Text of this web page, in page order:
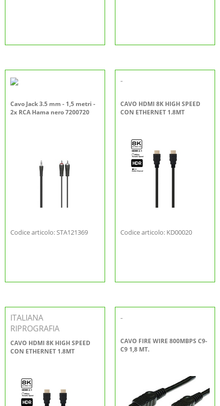
Cavo Jack 3.5 mm - 1,5 metri -
2x RCA Hama nero 7200720
Codice articolo: STA121369
-
CAVO HDMI 8K HIGH SPEED
CON ETHERNET 1.8MT
Codice articolo: KD00020
ITALIANA
RIPROGRAFIA
CAVO HDMI 8K HIGH SPEED
CON ETHERNET 1.8MT
-
CAVO FIRE WIRE 800MBPS C9-
C9 1,8 MT.